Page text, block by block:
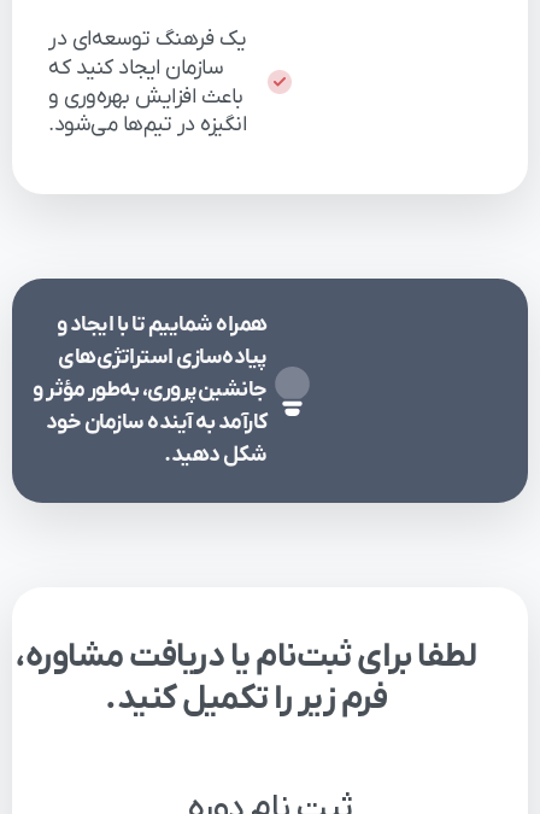
یک فرهنگ توسعه‌ای در
سازمان ایجاد کنید که
باعث افزایش بهره‌وری و
انگیزه در تیم‌ها می‌شود.
همراه شماییم تا با ایجاد و
پیاده‌سازی استراتژی‌های
جانشین‌پروری، به‌طور مؤثر و
کارآمد به آینده سازمان خود
شکل دهید.
لطفابرایثبت‌نامیادریافتمشاوره،
فرمزیرراتکمیلکنید.